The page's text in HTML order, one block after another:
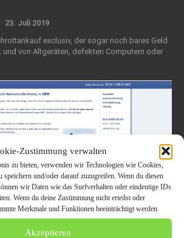
Zustimmung verwalten
zu bieten, verwenden wir Technologien wie Cookies,
speichern und/oder darauf zuzugreifen. Wenn du diesen
wir Daten wie das Surfverhalten oder eindeutige IDs
Wenn du deine Zustimmung nicht erteilst oder
Merkmale und Funktionen beeinträchtigt werden.
Akzeptieren
23. Juli 2019
exclusiv, der sogar noch bares Geld
von Altgeräten, defekten Computern oder